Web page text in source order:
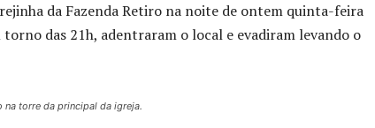
da Fazenda Retiro na noite de ontem quinta-feira
torno das 21h, adentraram o local e evadiram levando o
torre da principal da igreja.